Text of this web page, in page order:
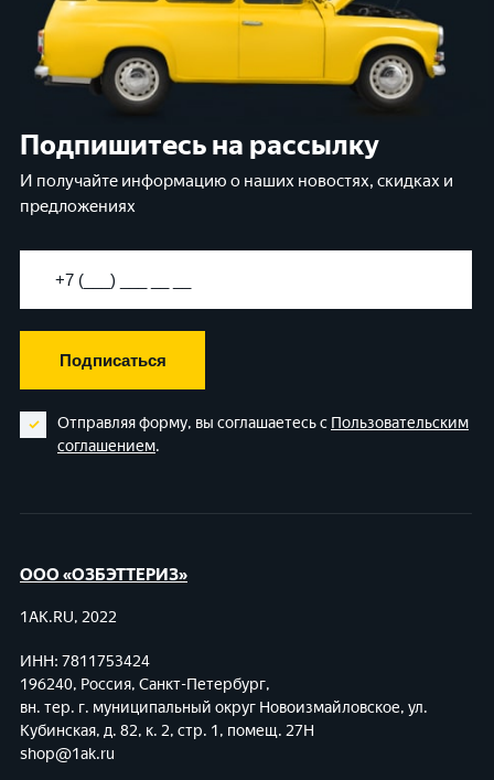
Подпишитесь на рассылку
И получайте информацию о наших новостях, скидках и
предложениях
Подписаться
Отправляя форму, вы соглашаетесь с Пользовательским
соглашением.
ООО «ОЗБЭТТЕРИЗ»
1AK.RU, 2022
ИНН: 7811753424
196240, Россия, Санкт-Петербург,
вн. тер. г. муниципальный округ Новоизмайловское, ул.
Кубинская, д. 82, к. 2, стр. 1, помещ. 27Н
shop@1ak.ru